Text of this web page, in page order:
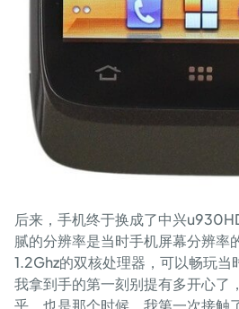
后来，手机终于换成了中兴
腻的分辨率是当时手机屏幕分辨率
1.2Ghz的双核处理器，可以畅玩当
我拿到手的第一刻别提有多开心了
乎，也是那个时候，我第一次接